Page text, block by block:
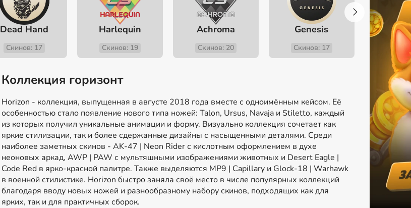
Dead Hand
Скинов: 17
Harlequin
Скинов: 19
Achroma
Скинов: 20
Genesis
Скинов: 17
Коллекция горизонт
Horizon - коллекция, выпущенная в августе 2018 года вместе с одноимённым кейсом. Её
особенностью стало появление нового типа ножей: Talon, Ursus, Navaja и Stiletto, каждый
из которых получил уникальные анимации и форму. Визуально коллекция сочетает как
яркие стилизации, так и более сдержанные дизайны с насыщенными деталями. Среди
наиболее заметных скинов - AK-47 | Neon Rider с кислотным оформлением в духе
неоновых аркад, AWP | PAW с мультяшными изображениями животных и Desert Eagle |
Code Red в ярко-красной палитре. Также выделяются MP9 | Capillary и Glock-18 | Warhawk
в военной стилистике. Horizon быстро заняла своё место в числе популярных коллекций
благодаря вводу новых ножей и разнообразному набору скинов, подходящих как для
ярких, так и для практичных сборок.